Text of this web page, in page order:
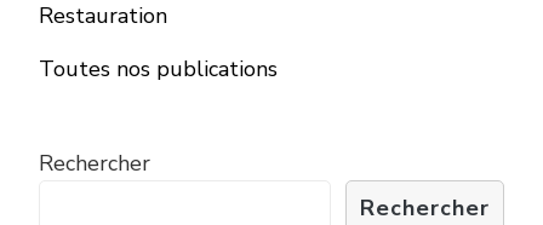
Restauration
Toutes nos publications
Rechercher
Rechercher